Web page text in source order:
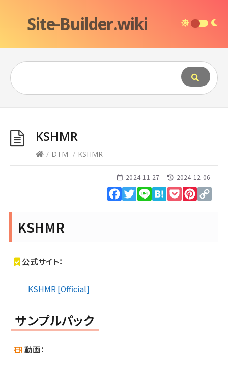
Site-Builder.wiki
KSHMR
/ DTM / KSHMR
2024-11-27 2024-12-06
Facebook
Twitter
Line HatenaPocket
KSHMR
公式サイト：
KSHMR [Official]
サンプルパック
動画：